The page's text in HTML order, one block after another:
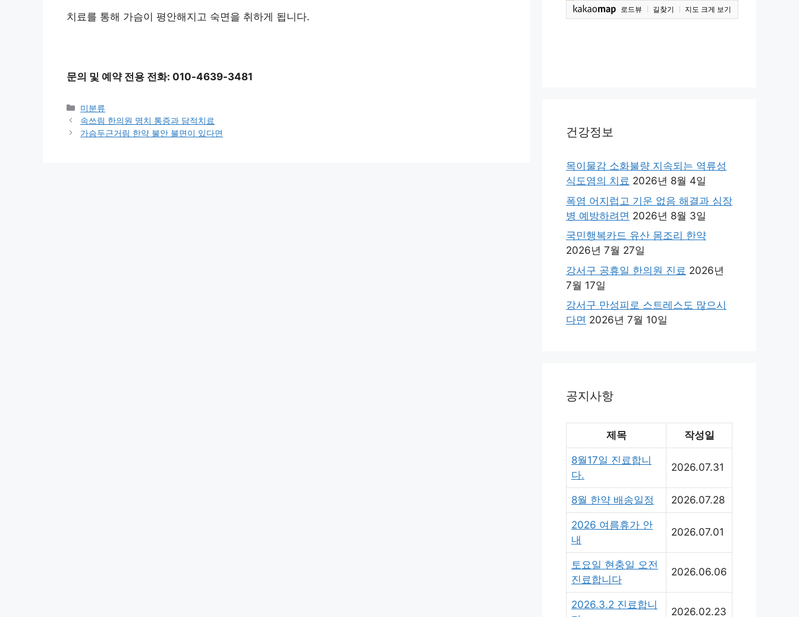
치료를 통해 가슴이 평안해지고 숙면을 취하게 됩니다.
문의 및 예약 전용 전화: 010-4639-3481
카
테
고
미분류
속쓰림 한의원 명치 통증과 담적치료
가슴두근거림 한약 불안 불면이 있다면
로드뷰 길찾기 지도 크게 보기
건강정보
목이물감 소화불량 지속되는 역류성
식도염의 치료 2026년 8월 4일
폭염 어지럽고 기운 없음 해결과 심장
병 예방하려면 2026년 8월 3일
국민행복카드 유산 몸조리 한약
2026년 7월 27일
강서구 공휴일 한의원 진료 2026년
7월 17일
강서구 만성피로 스트레스도 많으시
다면 2026년 7월 10일
공지사항
제목 작성일
8월17일 진료합니
다.
2026.07.31
8월 한약 배송일정 2026.07.28
2026 여름휴가 안
내
2026.07.01
토요일 현충일 오전
진료합니다
2026.06.06
2026.3.2 진료합니
2026.02.23